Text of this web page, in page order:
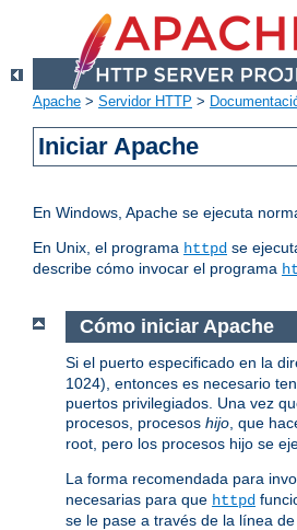
Apache > Servidor HTTP >
Iniciar Apache
En Windows, Apache se ejecuta
En Unix, el programa httpd se
describe cómo invocar el programa
Cómo iniciar Apache
Si el puerto especificado en la
1024), entonces es necesario
puertos privilegiados. Una vez
procesos, procesos hijo , que
root, pero los procesos hijo se
La forma recomendada para
necesarias para que httpd
se le pase a través de la línea